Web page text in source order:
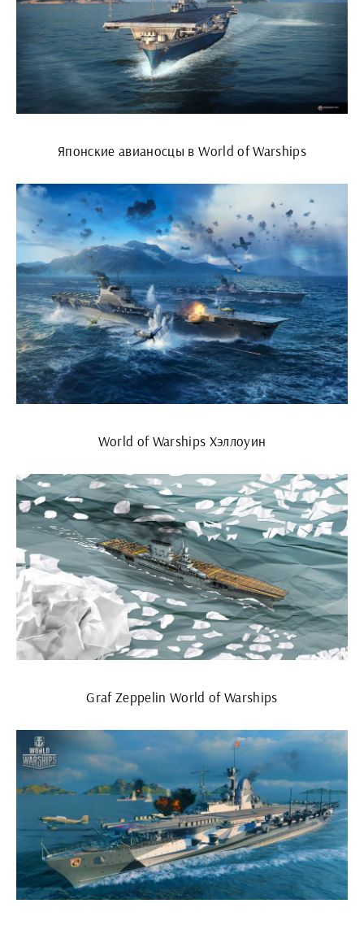
Японские авианосцы в World of Warships
World of Warships Хэллоуин
Graf Zeppelin World of Warships